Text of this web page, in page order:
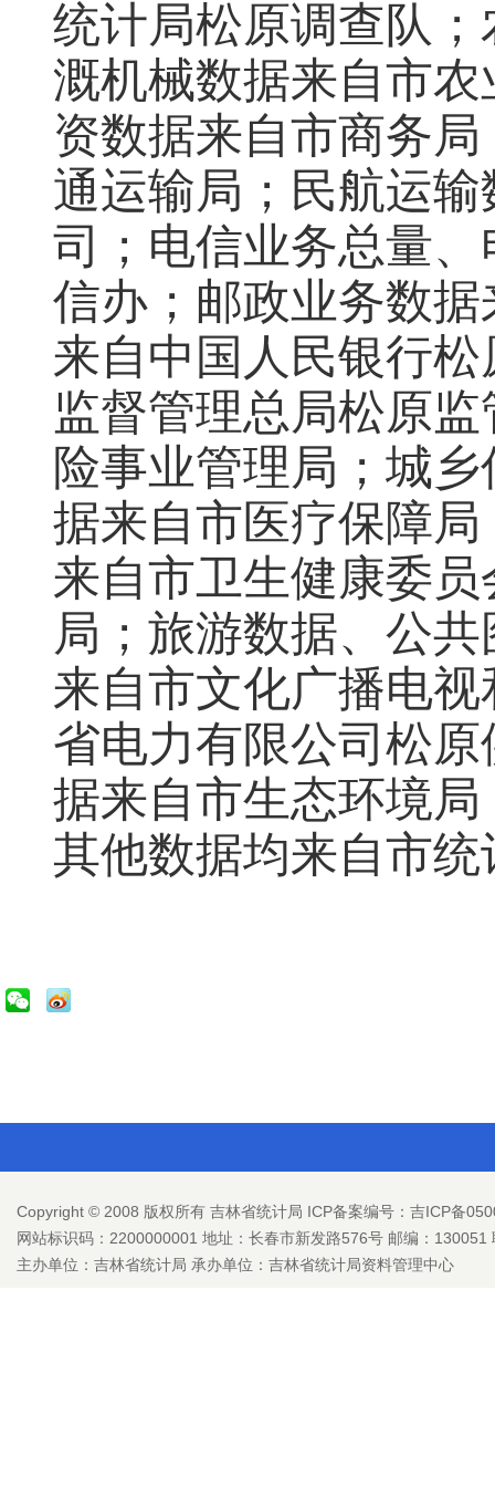
统计局松原调查队
溉机械数据来自市
资数据来自市商务
通运输局；民航运
司；电信业务总量
信办；邮政业务数
来自中国人民银行
监督管理总局松原
险事业管理局；城
据来自市医疗保障
来自市卫生健康委
局；旅游数据、公
来自市文化广播电
省电力有限公司松
据来自市生态环境
其他数据均来自市统